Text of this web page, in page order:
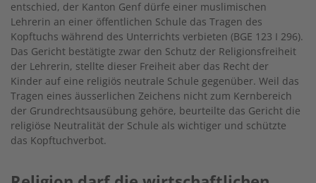
entschied, der Kanton Genf dürfe einer muslimischen
Lehrerin an einer öffentlichen Schule das Tragen des
Kopftuchs während des Unterrichts verbieten (BGE 123 I 296).
Das Gericht bestätigte zwar den Schutz der Religionsfreiheit
der Lehrerin, stellte dieser Freiheit aber das Recht der
Kinder auf eine religiös neutrale Schule gegenüber. Weil das
Tragen eines äusserlichen Zeichens nicht zum Kernbereich
der Grundrechtsausübung gehöre, beurteilte das Gericht die
religiöse Neutralität der Schule als wichtiger und schützte
das Kopftuchverbot.